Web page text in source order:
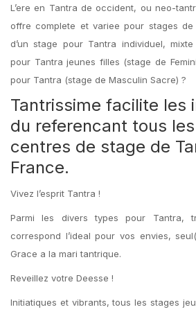
L’ere en Tantra de occident, ou neo-
offre complete et variee pour stages de
d’un stage pour Tantra individuel,
pour Tantra jeunes filles (stage de
pour Tantra (stage de Masculin Sacre) ?
Tantrissime facilite les
du referencant tous
centres de stage de
France.
Vivez l’esprit Tantra !
Parmi les divers types pour Tantra,
correspond l’ideal pour vos envies,
Grace a la mari tantrique.
Reveillez votre Deesse !
Initiatiques et vibrants, tous les stages